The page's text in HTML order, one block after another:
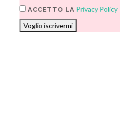
ACCETTO LA Privacy Policy
Voglio iscrivermi